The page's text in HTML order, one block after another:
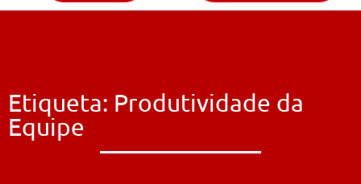
Etiqueta: Produtividade da
Equipe